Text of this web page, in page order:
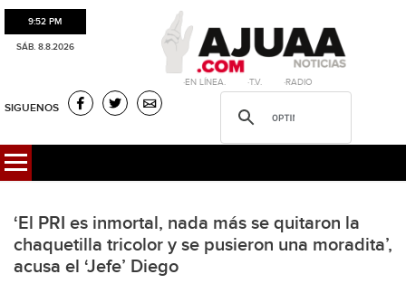
9:52 PM
SÁB. 8.8.2026
·EN LÍNEA. ·T.V. ·RADIO
SIGUENOS
‘El PRI es inmortal, nada más se quitaron la
chaquetilla tricolor y se pusieron una moradita’,
acusa el ‘Jefe’ Diego